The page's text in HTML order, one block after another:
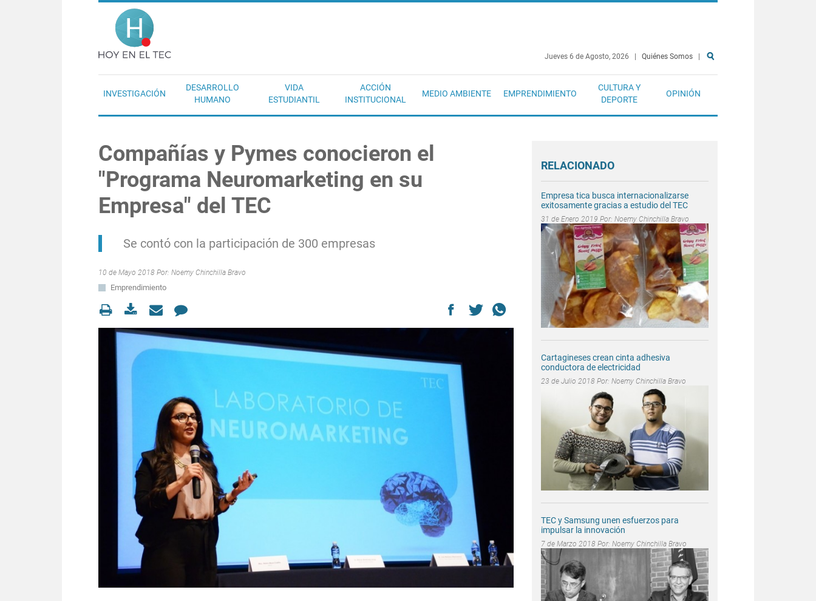
Pasar al contenido principal
Jueves 6 de Agosto, 2026 Quiénes Somos
INVESTIGACIÓN
DESARROLLO
HUMANO
VIDA
ESTUDIANTIL
ACCIÓN
INSTITUCIONAL
MEDIO AMBIENTE EMPRENDIMIENTO
CULTURA Y
DEPORTE
OPINIÓN
Compañías y Pymes conocieron el
"Programa Neuromarketing en su
Empresa" del TEC
Se contó con la participación de 300 empresas
10 de Mayo 2018 Por: Noemy Chinchilla Bravo
Emprendimiento
RELACIONADO
Empresa tica busca internacionalizarse
exitosamente gracias a estudio del TEC
31 de Enero 2019 Por: Noemy Chinchilla Bravo
Cartagineses crean cinta adhesiva
conductora de electricidad
23 de Julio 2018 Por: Noemy Chinchilla Bravo
TEC y Samsung unen esfuerzos para
impulsar la innovación
7 de Marzo 2018 Por: Noemy Chinchilla Bravo